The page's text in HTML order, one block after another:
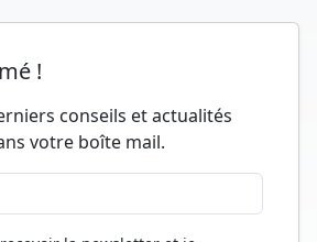
!
conseils et actualités
votre boîte mail.